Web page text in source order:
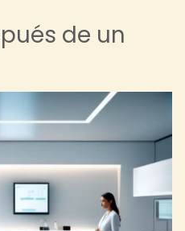
de un